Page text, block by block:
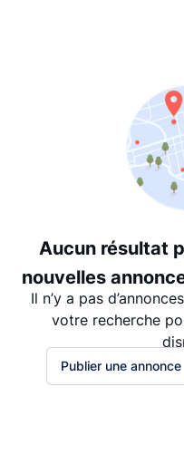
Date: les plus anciens
Aucun résultat
nouvelles
Il n’y a pas
votre recherche
Publier une annonce